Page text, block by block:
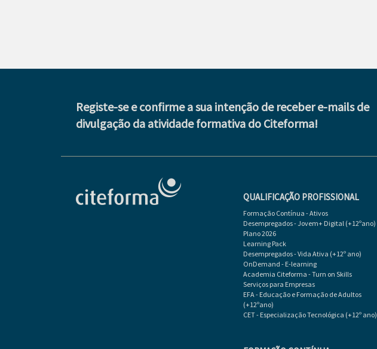
Registe-se e confirme a sua intenção de receber e-mails de
divulgação da atividade formativa do Citeforma!
QUALIFICAÇÃO PROFISSIONAL
Formação Contínua - Ativos
Desempregados - Jovem+ Digital (+12ºano)
Plano 2026
Learning Pack
Desempregados - Vida Ativa (+12º ano)
OnDemand - E-learning
Academia Citeforma - Turn on Skills
Serviços para Empresas
EFA - Educação e Formação de Adultos
(+12ºano)
CET - Especialização Tecnológica (+12º ano)